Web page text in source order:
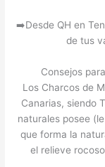
➡️Desde QH en
de tus
Consejos
Los Charcos de
Canarias, siendo
naturales posee
que forma la
el relieve